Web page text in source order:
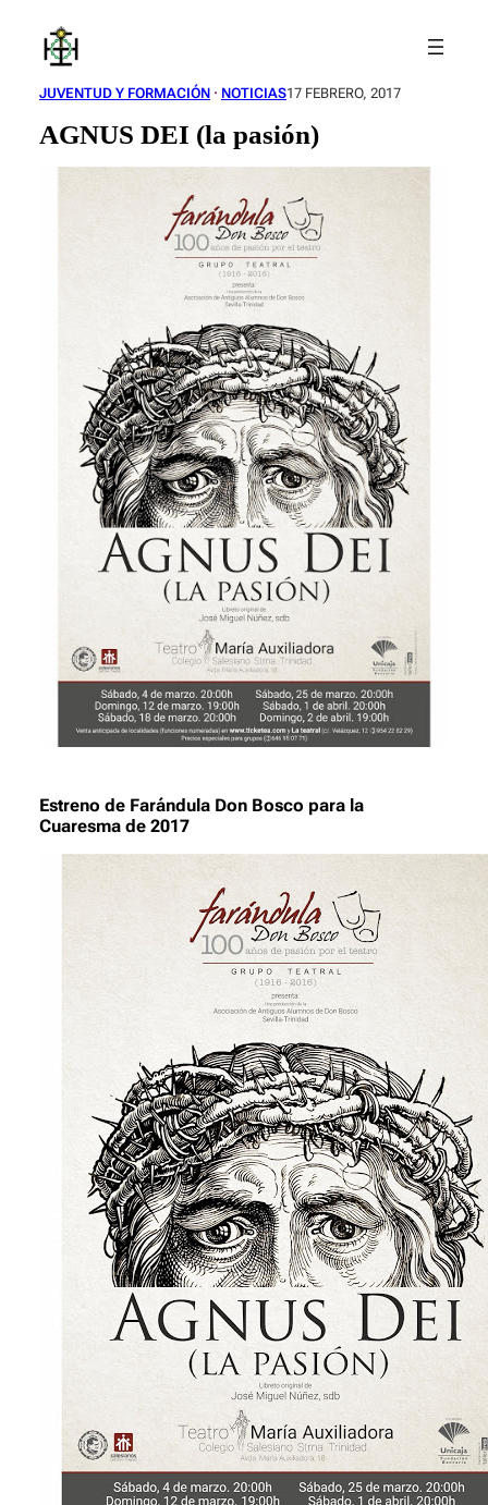
contenido
JUVENTUD Y FORMACIÓN · NOTICIAS17 FEBRERO, 2017
AGNUS DEI (la pasión)
Estreno de Farándula Don Bosco para la
Cuaresma de 2017